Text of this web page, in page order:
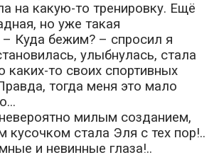
на какую-то тренировку. Ещё
но уже такая
Куда бежим? – спросил я
улыбнулась, стала
каких-то своих спортивных
тогда меня это мало
милым созданием,
стала Эля с тех пор!..
и невинные глаза!..